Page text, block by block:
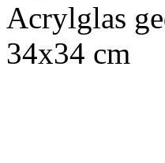
Acrylglas
34x34 cm